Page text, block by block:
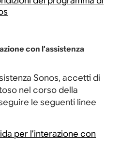
con l’assistenza
Sonos, accetti di
nel corso della
le seguenti linee
per l’interazione con